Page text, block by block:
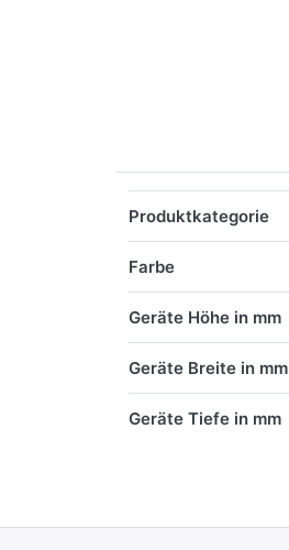
Produktkategorie
Farbe
Geräte Höhe in mm
Geräte Breite in mm
Geräte Tiefe in mm